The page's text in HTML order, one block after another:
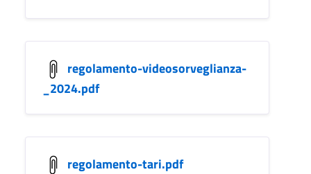
regolamento-videosorveglianza-
_2024.pdf
regolamento-tari.pdf